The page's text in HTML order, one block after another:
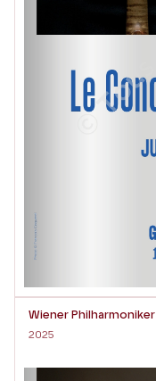
Wiener Philharmoniker
2025